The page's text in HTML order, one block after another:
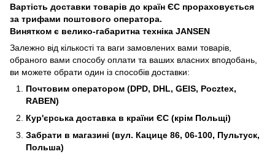
Вартість доставки товарів до країн ЄС прораховується
за трифами поштового оператора.
Винятком є велико-габаритна техніка JANSEN
Залежно від кількості та ваги замовлених вами товарів,
обраного вами способу оплати та ваших власних вподобань,
ви можете обрати один із способів доставки:
Почтовим оператором (DPD, DHL, GEIS, Pocztex,
RABEN)
Кур'єрська доставка в країни ЄС (крім Польщі)
Забрати в магазині (вул. Кацице 86, 06-100, Пультуск,
Польша)